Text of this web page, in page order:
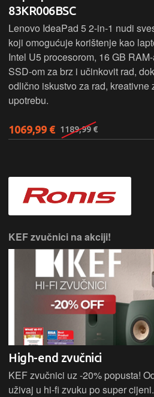
83KR006BSC
Lenovo IdeaPad 5 2‑in‑1 nudi
koji omogućuje korištenje kao
Intel U5 procesorom, 16 GB
SSD‑om za brz i učinkovit rad,
odlično iskustvo za rad, kreativne
upotrebu.
1069,99 € 1189,99 €
KEF zvučnici na akciji!
High-end zvučnici
KEF zvučnici uz -20% popusta!
uživaj u hi-fi zvuku po super cijeni.